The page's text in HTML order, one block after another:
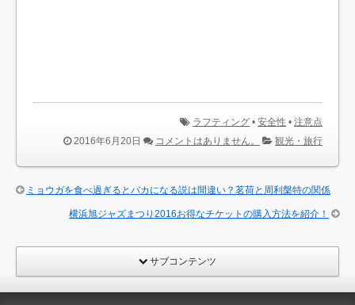
ラフティング • 安全性 • 注意点
2016年6月20日
コメントはありません。 観光・旅行
ミョウガを食べ過ぎるとバカになる説は間違い？茗荷と周利槃特の関係
横浜旭ジャズまつり2016お得なチケットの購入方法を紹介！
サブコンテンツ